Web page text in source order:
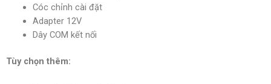
Cóc chỉnh cài đặt
Adapter 12V
Dây COM kết nối
Tùy chọn thêm: